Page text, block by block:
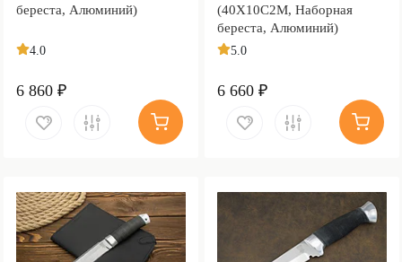
береста, Алюминий)
4.0
6 860 ₽
(40Х10С2М, Наборная
береста, Алюминий)
5.0
6 660 ₽